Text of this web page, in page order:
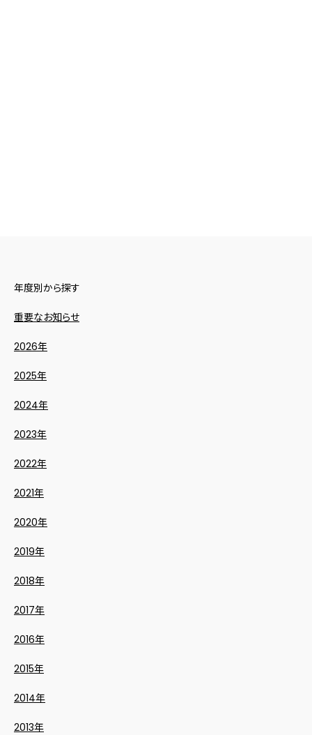
年度別から探す
重要なお知らせ
2026年
2025年
2024年
2023年
2022年
2021年
2020年
2019年
2018年
2017年
2016年
2015年
2014年
2013年